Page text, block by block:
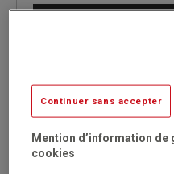
Continuer sans accepter
Mention d’information de
cookies